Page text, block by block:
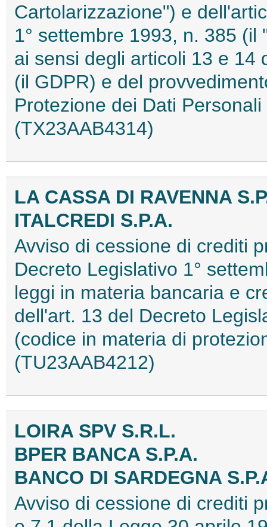
Cartolarizzazione") e
1° settembre 1993, n. 385
ai sensi degli articoli 13 e 14
(il GDPR) e del
Protezione dei Dati
(TX23AAB4314)
LA CASSA DI RAVENNA
ITALCREDI S.P.A.
Avviso di cessione di crediti
Decreto Legislativo 1°
leggi in materia bancaria e
dell'art. 13 del Decreto
(codice in materia di
(TU23AAB4212)
LOIRA SPV S.R.L.
BPER BANCA S.P.A.
BANCO DI SARDEGNA
Avviso di cessione di crediti